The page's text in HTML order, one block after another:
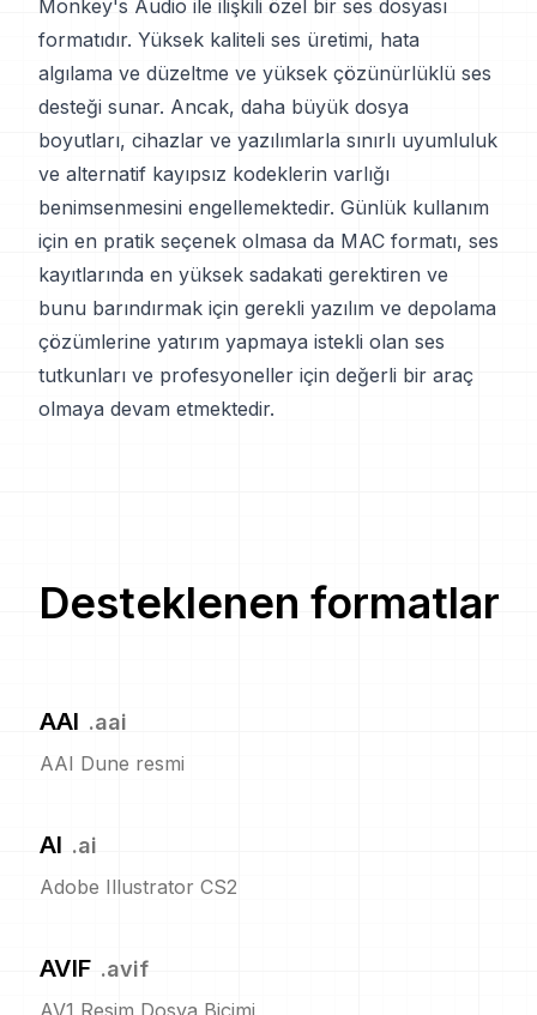
Monkey's Audio ile ilişkili özel bir ses dosyası
formatıdır. Yüksek kaliteli ses üretimi, hata
algılama ve düzeltme ve yüksek çözünürlüklü ses
desteği sunar. Ancak, daha büyük dosya
boyutları, cihazlar ve yazılımlarla sınırlı uyumluluk
ve alternatif kayıpsız kodeklerin varlığı
benimsenmesini engellemektedir. Günlük kullanım
için en pratik seçenek olmasa da MAC formatı, ses
kayıtlarında en yüksek sadakati gerektiren ve
bunu barındırmak için gerekli yazılım ve depolama
çözümlerine yatırım yapmaya istekli olan ses
tutkunları ve profesyoneller için değerli bir araç
olmaya devam etmektedir.
Desteklenen formatlar
AAI .aai
AAI Dune resmi
AI .ai
Adobe Illustrator CS2
AVIF .avif
AV1 Resim Dosya Biçimi